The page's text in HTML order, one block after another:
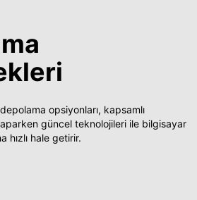
opsiyonları, kapsamlı
güncel teknolojileri ile bilgisayar
hızlı hale getirir.